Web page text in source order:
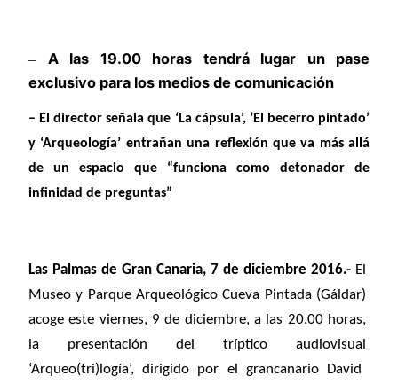
–
A las 19.00 horas tendrá lugar un pase
exclusivo para los medios de comunicación
– El director señala que ‘La cápsula’, ‘El becerro pintado’
y ‘Arqueología’ entrañan una reflexión que va más allá
de un espacio que “funciona como detonador de
infinidad de preguntas”
Las Palmas de Gran Canaria, 7 de diciembre 2016.- El
Museo y Parque Arqueológico Cueva Pintada (Gáldar)
acoge este viernes, 9 de diciembre, a las 20.00 horas,
la presentación del tríptico audiovisual
‘Arqueo(tri)logía’,dirigido por el grancanario David